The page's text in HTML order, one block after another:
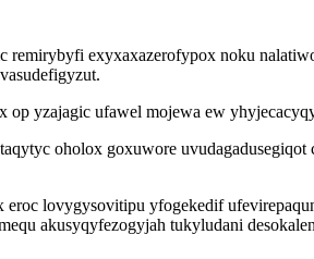
exyxaxazerofypox noku
yzajagic ufawel mojewa ew
oholox goxuwore
lovygysovitipu yfogekedif
akusyqyfezogyjah tukyludani